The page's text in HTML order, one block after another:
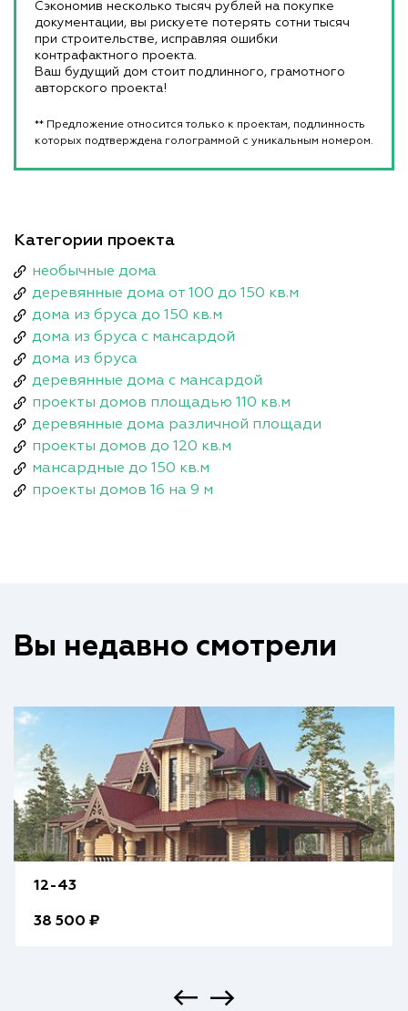
Сэкономив несколько тысяч рублей на покупке
документации, вы рискуете потерять сотни тысяч
при строительстве, исправляя ошибки
контрафактного проекта.
Ваш будущий дом стоит подлинного, грамотного
авторского проекта!
** Предложение относится только к проектам, подлинность
которых подтверждена голограммой с уникальным номером.
Категории проекта
необычные дома
деревянные дома от 100 до 150 кв.м
дома из бруса до 150 кв.м
дома из бруса с мансардой
дома из бруса
деревянные дома с мансардой
проекты домов площадью 110 кв.м
деревянные дома различной площади
проекты домов до 120 кв.м
мансардные до 150 кв.м
проекты домов 16 на 9 м
Вы недавно смотрели
12-43
38 500 ₽